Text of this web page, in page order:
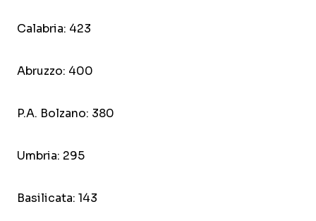
Calabria: 423
Abruzzo: 400
P.A. Bolzano: 380
Umbria: 295
Basilicata: 143